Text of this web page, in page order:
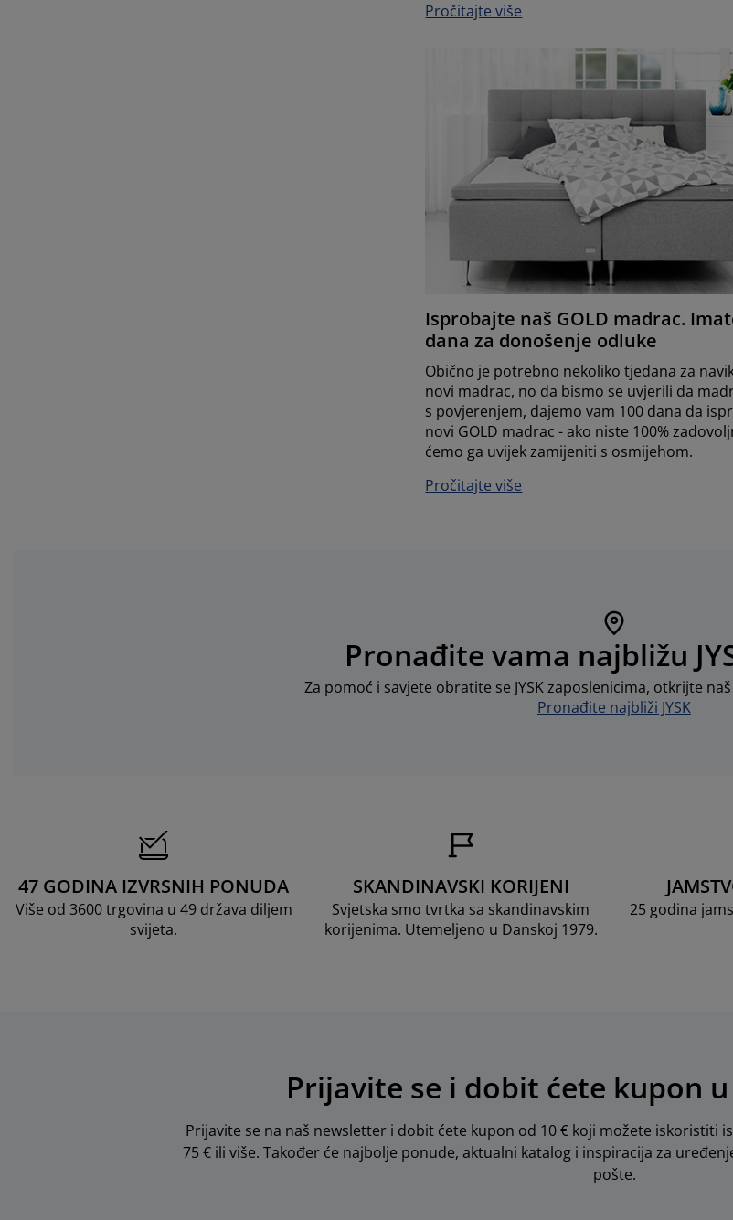
Pročitajte više
Isprobajte naš GOLD madrac.
dana za donošenje odluke
Obično je potrebno nekoliko tjedana za
novi madrac, no da bismo se uvjerili da
s povjerenjem, dajemo vam 100 dana da
novi GOLD madrac - ako niste 100%
ćemo ga uvijek zamijeniti s osmijehom.
Pročitajte više
Pronađite vama najbližu
Za pomoć i savjete obratite se JYSK zaposlenicima, otkrijte
Pronađite najbliži JYSK
47 GODINA IZVRSNIH PONUDA
Više od 3600 trgovina u 49 država diljem
svijeta.
SKANDINAVSKI KORIJENI
Svjetska smo tvrtka sa skandinavskim
korijenima. Utemeljeno u Danskoj 1979.
25 godina
Prijavite se i dobit ćete kupon
Prijavite se na naš newsletter i dobit ćete kupon od 10 € koji možete iskoristiti
75 € ili više. Također će najbolje ponude, aktualni katalog i inspiracija za
pošte.